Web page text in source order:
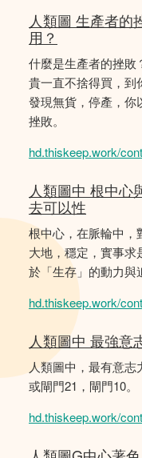
人類圖 生產者的
用？
什麼是生產者的挫敗
貴一直不捨得買，到
發現無貨，停產，你
挫敗。
hd.thiskeep.work/
人類圖中 根中心
去可以性
根中心，在脈輪中，
大地，穩定，實事求
於「生存」的動力與
hd.thiskeep.work/
人類圖中 最強意
人類圖中，最有意志
或閘門21，閘門10。
hd.thiskeep.work/